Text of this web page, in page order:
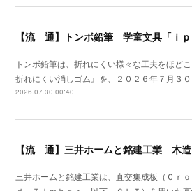
トンボ鉛筆は、折れにくい様々な工夫をほど
折れにくい消しゴム』を、２０２６年７月３
2026.07.30 00:40
三井ホームと銘建工業は、直交集成板（Ｃｒ